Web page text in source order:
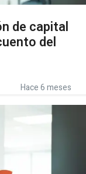
de capital
del
Hace 6 meses